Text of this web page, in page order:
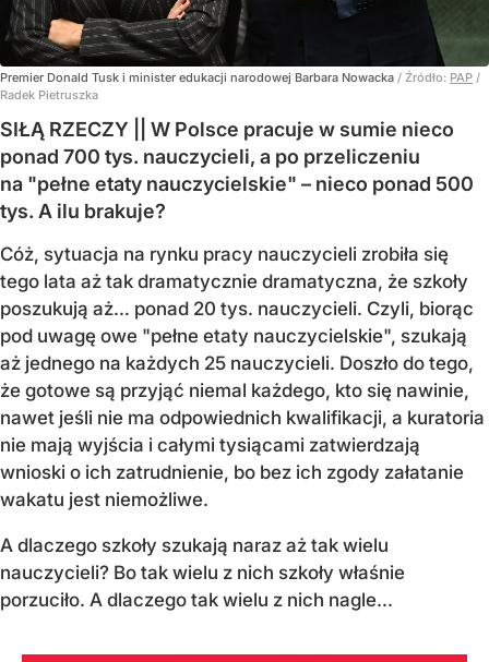
Premier Donald Tusk i minister edukacji narodowej Barbara Nowacka / Źródło: PAP /
Radek Pietruszka
SIŁĄ RZECZY || W Polsce pracuje w sumie nieco
ponad 700 tys. nauczycieli, a po przeliczeniu
na "pełne etaty nauczycielskie" – nieco ponad 500
tys. A ilu brakuje?
Cóż, sytuacja na rynku pracy nauczycieli zrobiła się
tego lata aż tak dramatycznie dramatyczna, że szkoły
poszukują aż… ponad 20 tys. nauczycieli. Czyli, biorąc
pod uwagę owe "pełne etaty nauczycielskie", szukają
aż jednego na każdych 25 nauczycieli. Doszło do tego,
że gotowe są przyjąć niemal każdego, kto się nawinie,
nawet jeśli nie ma odpowiednich kwalifikacji, a kuratoria
nie mają wyjścia i całymi tysiącami zatwierdzają
wnioski o ich zatrudnienie, bo bez ich zgody załatanie
wakatu jest niemożliwe.
A dlaczego szkoły szukają naraz aż tak wielu
nauczycieli? Bo tak wielu z nich szkoły właśnie
porzuciło. A dlaczego tak wielu z nich nagle...